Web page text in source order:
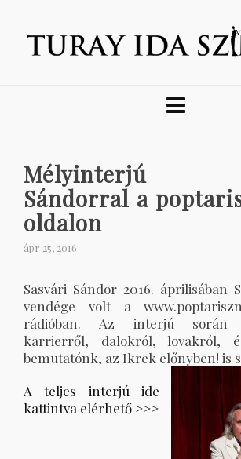
Mélyinterjú
Sándorral a
oldalon
ápr 25, 2016
Sasvári Sándor 2016. áprilisában
vendége volt a
rádióban. Az interjú során
karrierről, dalokról, lovakról,
bemutatónk, az Ikrek előnyben! is
A teljes interjú ide
kattintva elérhető >>>